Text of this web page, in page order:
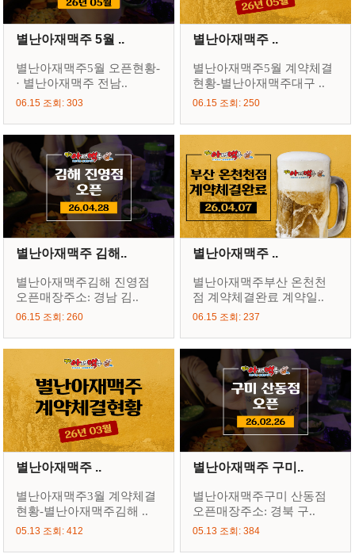
별난아재맥주 5월 ..
별난아재맥주5월 오픈현황-
· 별난아재맥주 전남..
06.15 조회: 303
별난아재맥주 ..
별난아재맥주5월 계약체결
현황-별난아재맥주대구 ..
06.15 조회: 250
별난아재맥주 김해..
별난아재맥주김해 진영점
오픈매장주소: 경남 김..
06.15 조회: 260
별난아재맥주 ..
별난아재맥주부산 온천천
점 계약체결완료 계약일..
06.15 조회: 237
별난아재맥주 ..
별난아재맥주3월 계약체결
현황-별난아재맥주김해 ..
05.13 조회: 412
별난아재맥주 구미..
별난아재맥주구미 산동점
오픈매장주소: 경북 구..
05.13 조회: 384